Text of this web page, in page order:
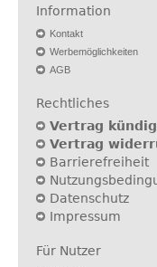
Information
Kontakt
Werbemöglichkeiten
AGB
Rechtliches
Vertrag
Vertrag
Barrierefreiheit
Datenschutz
Impressum
Für Nutzer